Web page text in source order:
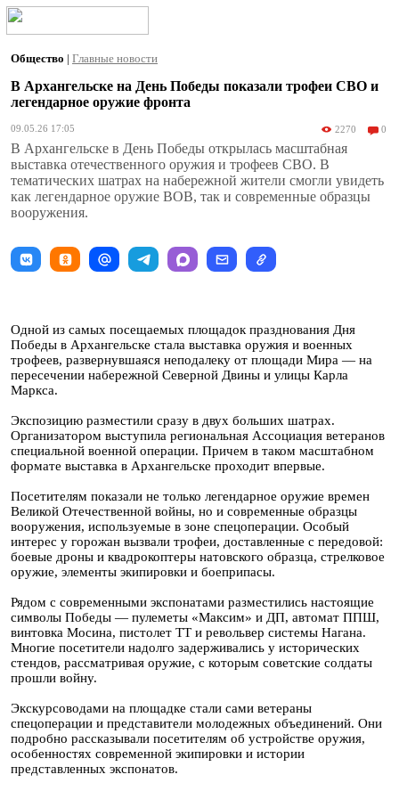
Общество | Главные новости
В Архангельске на День Победы показали трофеи СВО и
легендарное оружие фронта
09.05.26 17:05 2270 0
В Архангельске в День Победы открылась масштабная
выставка отечественного оружия и трофеев СВО. В
тематических шатрах на набережной жители смогли увидеть
как легендарное оружие ВОВ, так и современные образцы
вооружения.
Одной из самых посещаемых площадок празднования Дня
Победы в Архангельске стала выставка оружия и военных
трофеев, развернувшаяся неподалеку от площади Мира — на
пересечении набережной Северной Двины и улицы Карла
Маркса.
Экспозицию разместили сразу в двух больших шатрах.
Организатором выступила региональная Ассоциация ветеранов
специальной военной операции. Причем в таком масштабном
формате выставка в Архангельске проходит впервые.
Посетителям показали не только легендарное оружие времен
Великой Отечественной войны, но и современные образцы
вооружения, используемые в зоне спецоперации. Особый
интерес у горожан вызвали трофеи, доставленные с передовой:
боевые дроны и квадрокоптеры натовского образца, стрелковое
оружие, элементы экипировки и боеприпасы.
Рядом с современными экспонатами разместились настоящие
символы Победы — пулеметы «Максим» и ДП, автомат ППШ,
винтовка Мосина, пистолет ТТ и револьвер системы Нагана.
Многие посетители надолго задерживались у исторических
стендов, рассматривая оружие, с которым советские солдаты
прошли войну.
Экскурсоводами на площадке стали сами ветераны
спецоперации и представители молодежных объединений. Они
подробно рассказывали посетителям об устройстве оружия,
особенностях современной экипировки и истории
представленных экспонатов.